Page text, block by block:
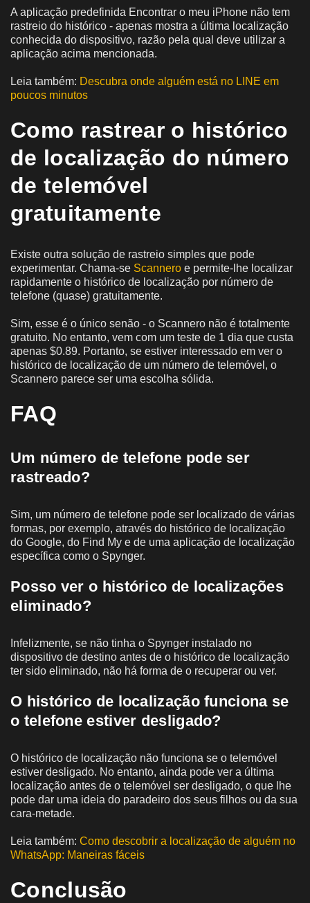
A aplicação predefinida Encontrar o meu iPhone não tem
rastreio do histórico - apenas mostra a última localização
conhecida do dispositivo, razão pela qual deve utilizar a
aplicação acima mencionada.
Leia também: Descubra onde alguém está no LINE em
poucos minutos
Como rastrear o histórico
de localização do número
de telemóvel
gratuitamente
Existe outra solução de rastreio simples que pode
experimentar. Chama-se Scannero e permite-lhe localizar
rapidamente o histórico de localização por número de
telefone (quase) gratuitamente.
Sim, esse é o único senão - o Scannero não é totalmente
gratuito. No entanto, vem com um teste de 1 dia que custa
apenas $0.89. Portanto, se estiver interessado em ver o
histórico de localização de um número de telemóvel, o
Scannero parece ser uma escolha sólida.
FAQ
Um número de telefone pode ser
rastreado?
Sim, um número de telefone pode ser localizado de várias
formas, por exemplo, através do histórico de localização
do Google, do Find My e de uma aplicação de localização
específica como o Spynger.
Posso ver o histórico de localizações
eliminado?
Infelizmente, se não tinha o Spynger instalado no
dispositivo de destino antes de o histórico de localização
ter sido eliminado, não há forma de o recuperar ou ver.
O histórico de localização funciona se
o telefone estiver desligado?
O histórico de localização não funciona se o telemóvel
estiver desligado. No entanto, ainda pode ver a última
localização antes de o telemóvel ser desligado, o que lhe
pode dar uma ideia do paradeiro dos seus filhos ou da sua
cara-metade.
Leia também: Como descobrir a localização de alguém no
WhatsApp: Maneiras fáceis
Conclusão